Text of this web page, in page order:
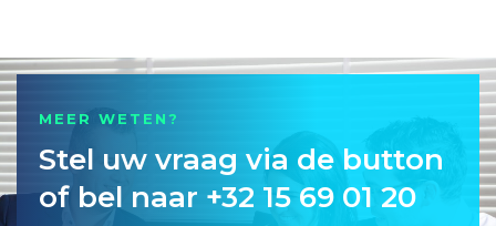
MEER WETEN?
Stel uw vraag via de button
of bel naar +32 15 69 01 20